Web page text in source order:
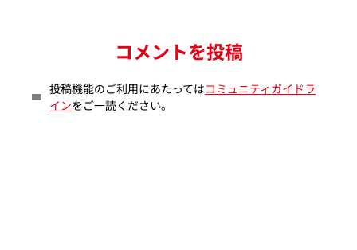
コメントを投稿
投稿機能のご利用にあたってはコミュニティガイドラ
インをご一読ください。